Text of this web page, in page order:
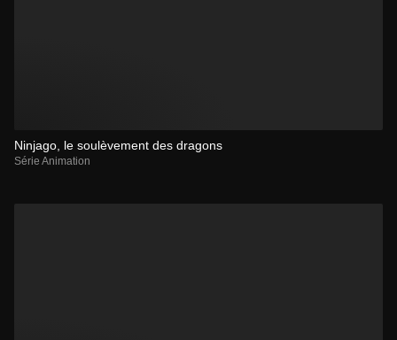
Ninjago, le soulèvement des dragons
Série Animation